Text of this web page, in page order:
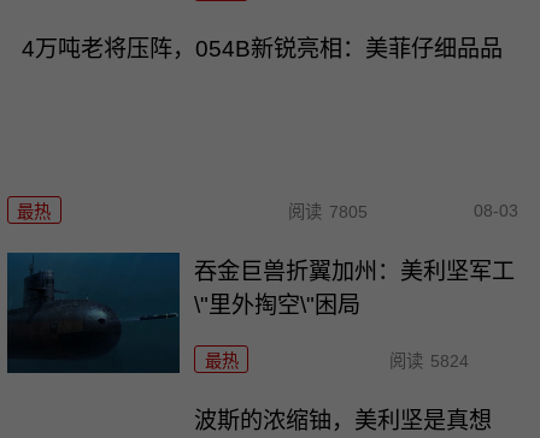
4万吨老将压阵，054B新锐亮相：美菲仔细品品
最热 阅读 7805 08-03
吞金巨兽折翼加州：美利坚军工
\"里外掏空\"困局
最热 阅读 5824
波斯的浓缩铀，美利坚是真想